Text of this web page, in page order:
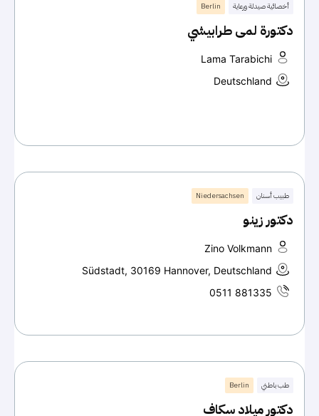
أخصائية صيدلة ورعاية Berlin
دكتورة لمى طرابيشي
Lama Tarabichi
Deutschland
طبيب أسنان Niedersachsen
دكتور زينو
Zino Volkmann
Südstadt, 30169 Hannover, Deutschland
0511 881335
طب باطني Berlin
دكتور ميلاد سكاف